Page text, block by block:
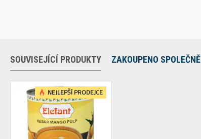
SOUVISEJÍCÍ PRODUKTY ZAKOUPENO SPOLEČNĚ
NEJLEPŠÍ PRODEJCE